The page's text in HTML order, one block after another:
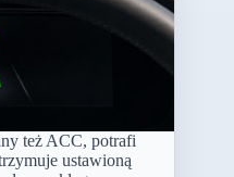
też ACC, potrafi
ustawioną